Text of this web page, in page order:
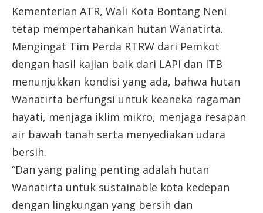
Kementerian ATR, Wali Kota Bontang Neni
tetap mempertahankan hutan Wanatirta.
Mengingat Tim Perda RTRW dari Pemkot
dengan hasil kajian baik dari LAPI dan ITB
menunjukkan kondisi yang ada, bahwa hutan
Wanatirta berfungsi untuk keaneka ragaman
hayati, menjaga iklim mikro, menjaga resapan
air bawah tanah serta menyediakan udara
bersih.
“Dan yang paling penting adalah hutan
Wanatirta untuk sustainable kota kedepan
dengan lingkungan yang bersih dan